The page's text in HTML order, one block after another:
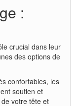
:
crucial dans leur
des options de
confortables, les
soutien et
votre tête et